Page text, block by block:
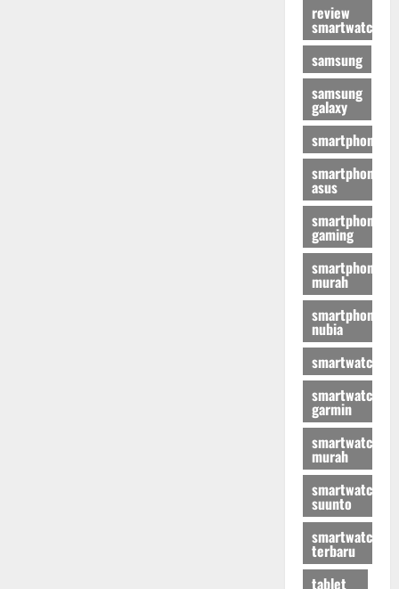
review
smartwatch
samsung
samsung
galaxy
smartphone
smartphone
asus
smartphone
gaming
smartphone
murah
smartphone
nubia
smartwatch
smartwatch
garmin
smartwatch
murah
smartwatch
suunto
smartwatch
terbaru
tablet